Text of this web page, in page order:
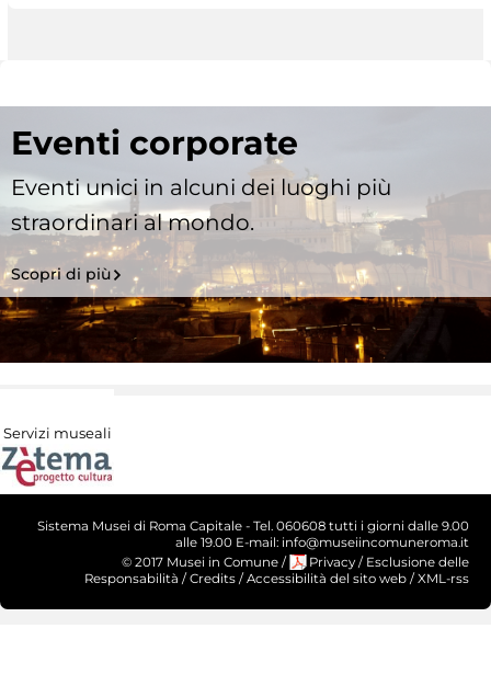
Eventi corporate
Eventi unici in alcuni dei luoghi più
straordinari al mondo.
Scopri di più
Servizi museali
Sistema Musei di Roma Capitale - Tel. 060608 tutti i giorni dalle 9.00
alle 19.00 E-mail: info@museiincomuneroma.it
© 2017 Musei in Comune / Privacy / Esclusione delle
Responsabilità /Credits /Accessibilità del sito web /XML-rss